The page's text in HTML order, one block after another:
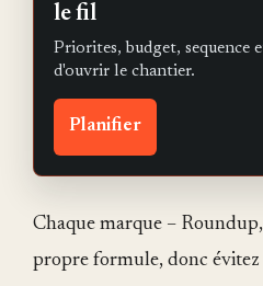
le fil
Priorites, budget, sequence
d'ouvrir le chantier.
Planifier
Chaque marque –
propre formule, donc évitez